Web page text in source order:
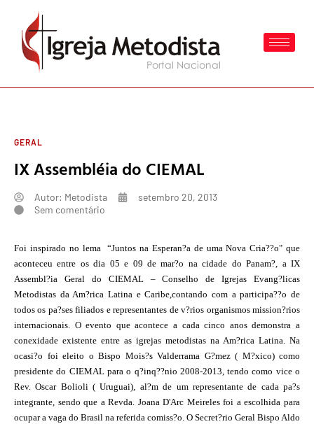
GERAL
IX Assembléia do CIEMAL
Autor: Metodista
setembro 20, 2013
Sem comentário
Foi inspirado no lema “Juntos na Esperan?a de uma Nova Cria??o" que
aconteceu entre os dia 05 e 09 de mar?o na cidade do Panam?, a IX
Assembl?ia Geral do CIEMAL – Conselho de Igrejas Evang?licas
Metodistas da Am?rica Latina e Caribe,contando com a participa??o de
todos os pa?ses filiados e representantes de v?rios organismos mission?rios
internacionais. O evento que acontece a cada cinco anos demonstra a
conexidade existente entre as igrejas metodistas na Am?rica Latina. Na
ocasi?o foi eleito o Bispo Mois?s Valderrama G?mez ( M?xico) como
presidente do CIEMAL para o q?inq??nio 2008-2013, tendo como vice o
Rev. Oscar Bolioli ( Uruguai), al?m de um representante de cada pa?s
integrante, sendo que a Revda. Joana D'Arc Meireles foi a escolhida para
ocupar a vaga do Brasil na referida comiss?o. O Secret?rio Geral Bispo Aldo